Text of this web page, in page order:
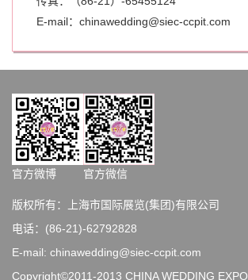
E-mail：chinawedding@siec-ccpit.com
官方微博 官方微信
版权所有：上海市国际展览(集团)有限公司
电话：(86-21)-62792828
E-mail: chinawedding@siec-ccpit.com
Copyright©2011-2013 CHINA WEDDING EXPO